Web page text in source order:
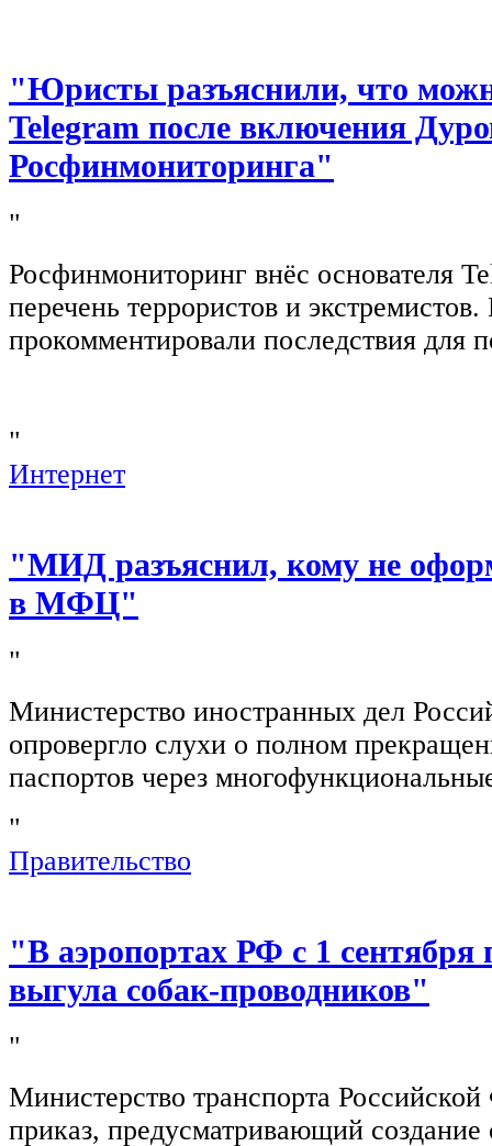
"Юристы разъяснили, что
Telegram после включения
Росфинмониторинга"
"
Росфинмониторинг внёс основателя
перечень террористов и
прокомментировали последствия для
"
Интернет
"МИД разъяснил, кому не
в МФЦ"
"
Министерство иностранных дел
опровергло слухи о полном
паспортов через
"
Правительство
"В аэропортах РФ с 1 сентября
выгула собак-проводников"
"
Министерство транспорта
приказ, предусматривающий создание